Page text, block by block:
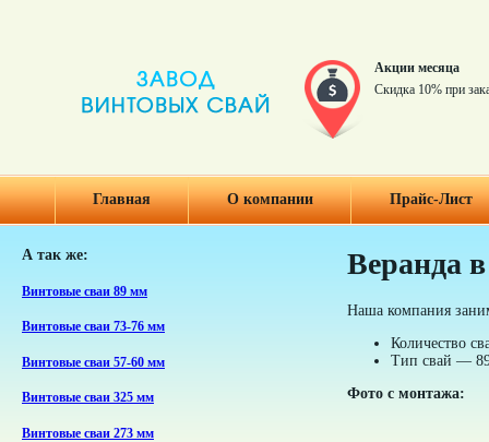
Акции месяца
Скидка 10% при
Главная О компании Прайс-Лист
А так же:
Винтовые сваи 89 мм
Винтовые сваи 73-76 мм
Винтовые сваи 57-60 мм
Винтовые сваи 325 мм
Винтовые сваи 273 мм
Веранда
Наша компания
Количество
Тип свай —
Фото с монтажа: